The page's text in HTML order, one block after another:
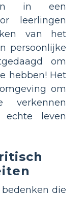
in een
leerlingen
van het
persoonlijke
om
hebben! Het
om
verkennen
leven
bedenken die